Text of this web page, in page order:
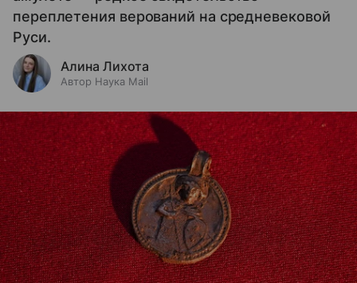
переплетения верований на средневековой
Руси.
Алина Лихота
Автор Наука Mail